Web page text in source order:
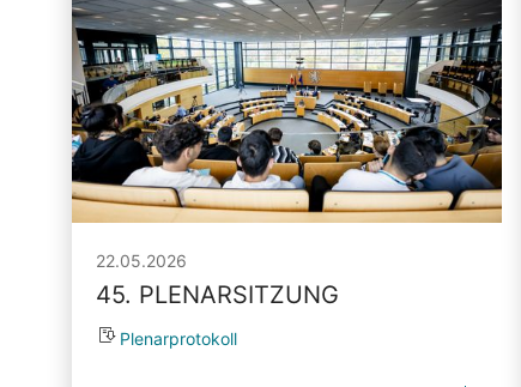
22.05.2026
45. PLENARSITZUNG
Plenarprotokoll